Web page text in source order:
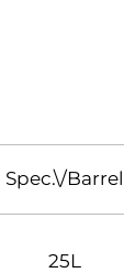
Spec.\/Barrel
25L